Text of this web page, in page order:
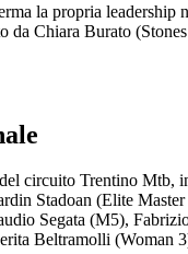
la propria
Chiara Burato
circuito Trentino Mtb,
Stadoan (Elite
Segata (M5),
Beltramolli (Woman